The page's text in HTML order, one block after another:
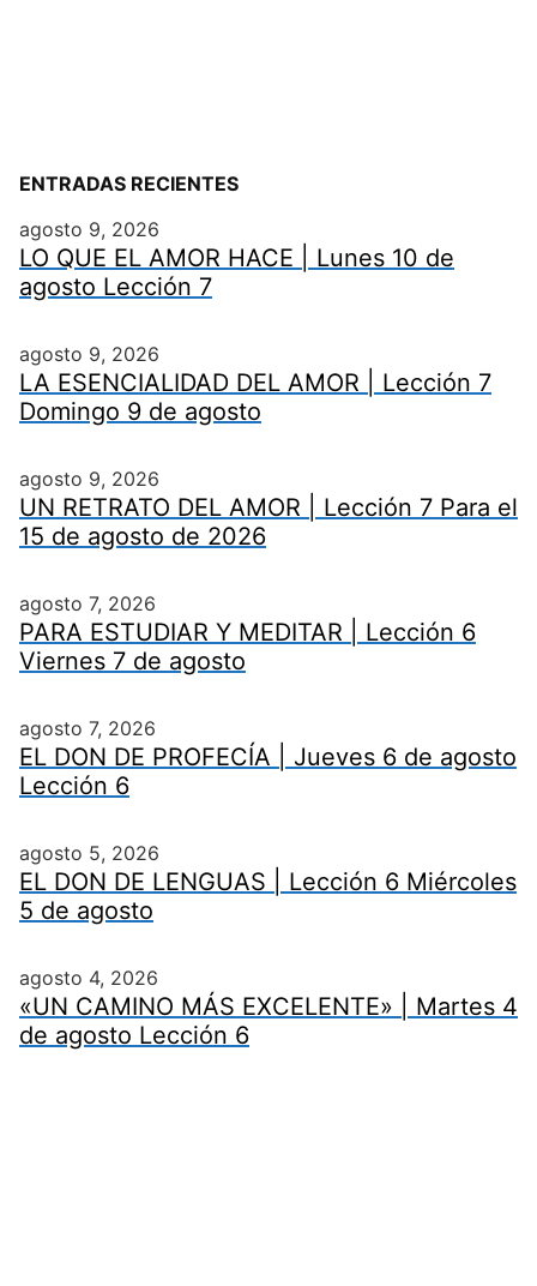
ENTRADAS RECIENTES
agosto 9, 2026
LO QUE EL AMOR HACE | Lunes 10 de
agosto Lección 7
agosto 9, 2026
LA ESENCIALIDAD DEL AMOR | Lección 7
Domingo 9 de agosto
agosto 9, 2026
UN RETRATO DEL AMOR | Lección 7 Para el
15 de agosto de 2026
agosto 7, 2026
PARA ESTUDIAR Y MEDITAR | Lección 6
Viernes 7 de agosto
agosto 7, 2026
EL DON DE PROFECÍA | Jueves 6 de agosto
Lección 6
agosto 5, 2026
EL DON DE LENGUAS | Lección 6 Miércoles
5 de agosto
agosto 4, 2026
«UN CAMINO MÁS EXCELENTE» | Martes 4
de agosto Lección 6